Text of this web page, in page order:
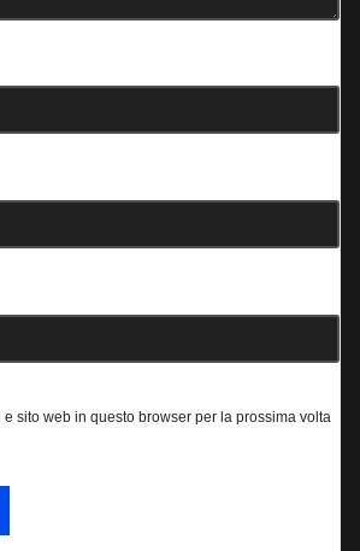
sito web in questo browser per la prossima volta